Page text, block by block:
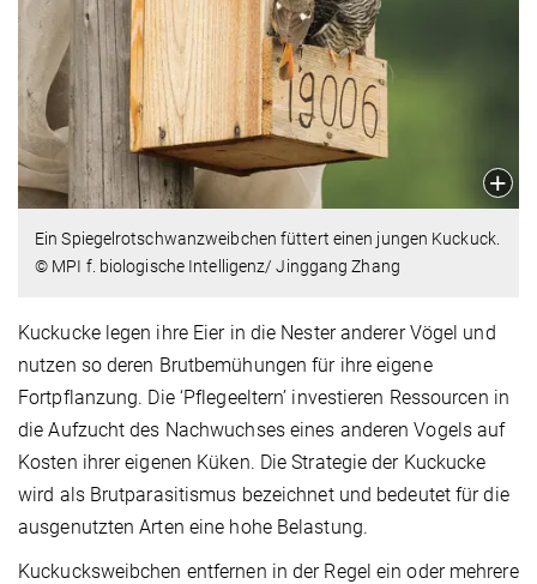
Ein Spiegelrotschwanzweibchen füttert einen jungen Kuckuck.
© MPI f. biologische Intelligenz/ Jinggang Zhang
Kuckucke legen ihre Eier in die Nester anderer Vögel und
nutzen so deren Brutbemühungen für ihre eigene
Fortpflanzung. Die ‘Pflegeeltern’ investieren Ressourcen in
die Aufzucht des Nachwuchses eines anderen Vogels auf
Kosten ihrer eigenen Küken. Die Strategie der Kuckucke
wird als Brutparasitismus bezeichnet und bedeutet für die
ausgenutzten Arten eine hohe Belastung.
Kuckucksweibchen entfernen in der Regel ein oder mehrere